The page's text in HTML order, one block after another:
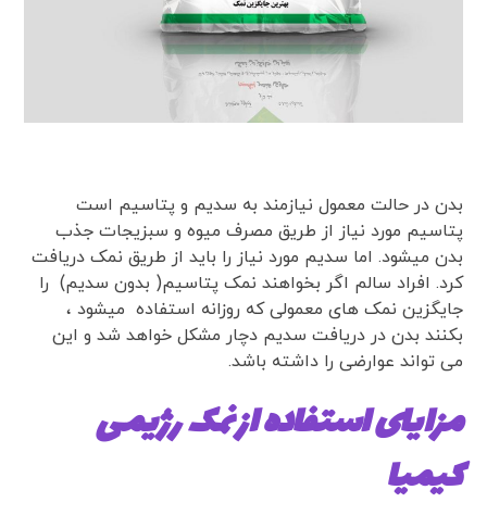
بدن در حالت معمول نیازمند به سدیم و پتاسیم است
پتاسیم مورد نیاز از طریق مصرف میوه و سبزیجات جذب
بدن میشود. اما سدیم مورد نیاز را باید از طریق نمک دریافت
کرد. افراد سالم اگر بخواهند نمک پتاسیم( بدون سدیم) را
جایگزین نمک های معمولی که روزانه استفاده میشود ،
بکنند بدن در دریافت سدیم دچار مشکل خواهد شد و این
می تواند عوارضی را داشته باشد.
مزایای استفاده از نمک رژیمی
کیمیا